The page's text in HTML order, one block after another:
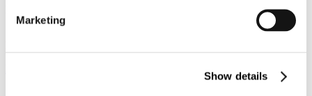
Marketing
Show details
Pubblicato: 04 Luglio 2025